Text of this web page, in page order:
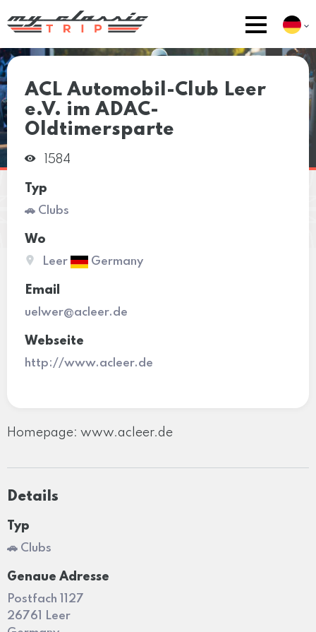
ACL Automobil-Club Leer
e.V. im ADAC-
Oldtimersparte
1584
Typ
🚗 Clubs
Wo
Leer Germany
Email
uelwer@acleer.de
Webseite
http://www.acleer.de
Homepage: www.acleer.de
Details
Typ
🚗 Clubs
Genaue Adresse
Postfach 1127
26761 Leer